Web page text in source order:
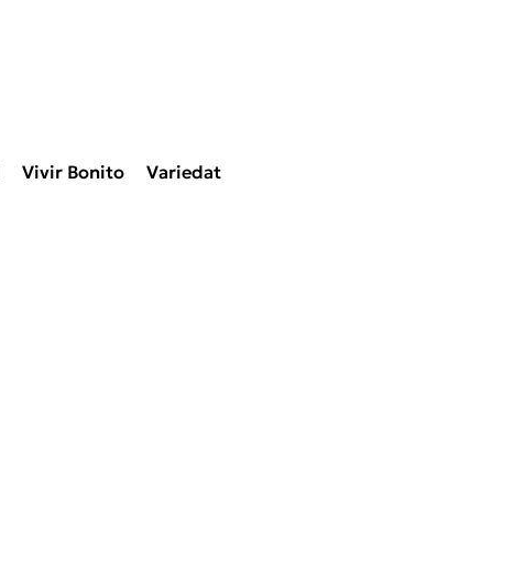
Vivir Bonito Variedat